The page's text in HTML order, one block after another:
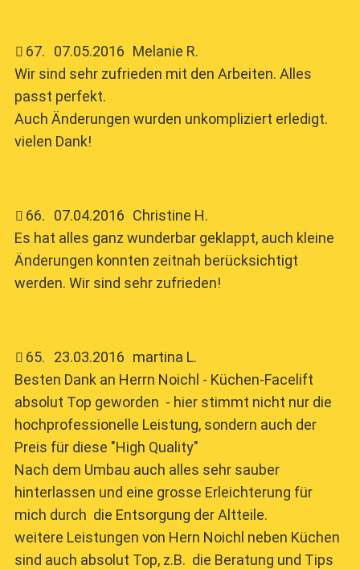
67. 07.05.2016 Melanie R.
Wir sind sehr zufrieden mit den Arbeiten. Alles
passt perfekt.
Auch Änderungen wurden unkompliziert erledigt.
vielen Dank!
66. 07.04.2016 Christine H.
Es hat alles ganz wunderbar geklappt, auch kleine
Änderungen konnten zeitnah berücksichtigt
werden. Wir sind sehr zufrieden!
65. 23.03.2016 martina L.
Besten Dank an Herrn Noichl - Küchen-Facelift
absolut Top geworden - hier stimmt nicht nur die
hochprofessionelle Leistung, sondern auch der
Preis für diese "High Quality"
Nach dem Umbau auch alles sehr sauber
hinterlassen und eine grosse Erleichterung für
mich durch die Entsorgung der Altteile.
weitere Leistungen von Hern Noichl neben Küchen
sind auch absolut Top, z.B. die Beratung und Tips